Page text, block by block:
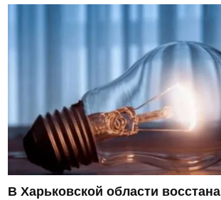
В Харьковской области